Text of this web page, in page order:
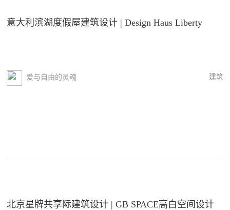
意大利滨湖度假屋建筑设计 | Design Haus Liberty
爱与自由的灵魂 建筑
北京星牌共享际建筑设计 | GB SPACE高白空间设计